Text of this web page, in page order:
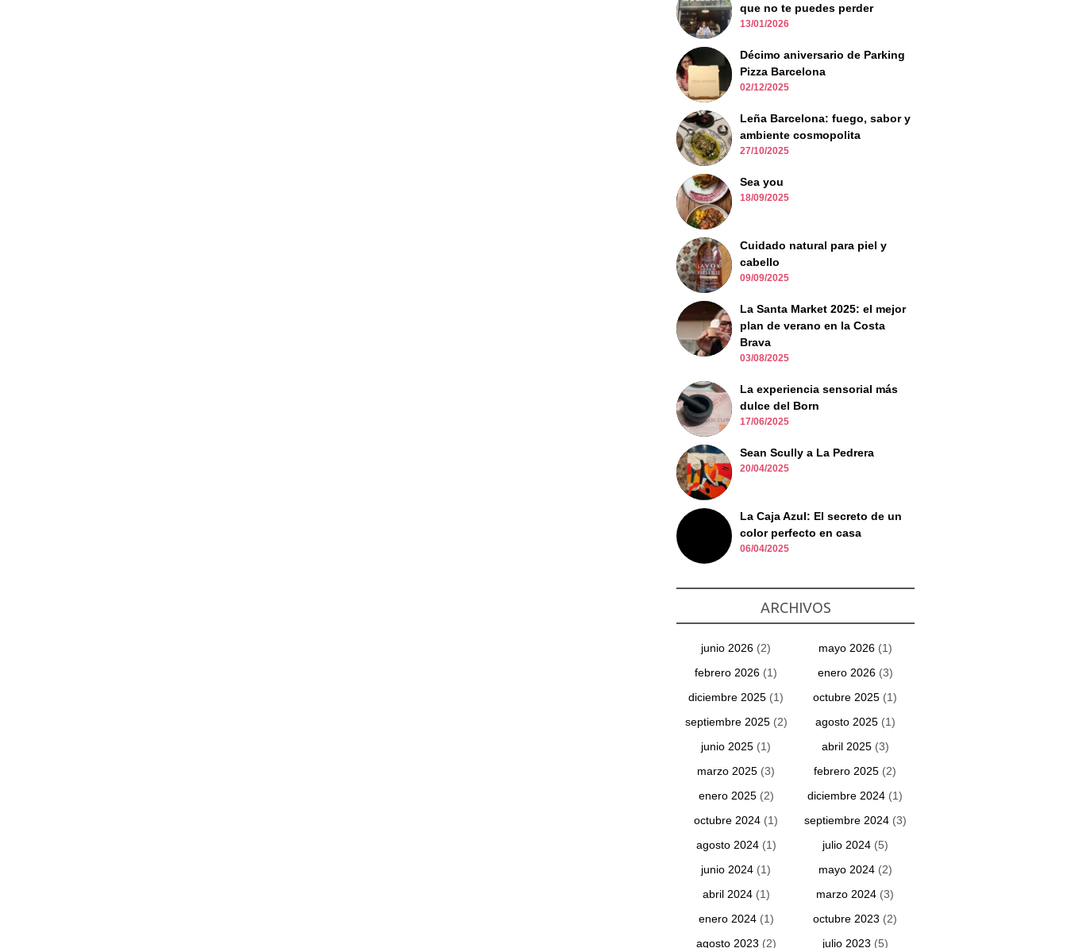
que no te puedes perder
13/01/2026
Décimo aniversario de Parking
Pizza Barcelona
02/12/2025
Leña Barcelona: fuego, sabor y
ambiente cosmopolita
27/10/2025
Sea you
18/09/2025
Cuidado natural para piel y
cabello
09/09/2025
La Santa Market 2025: el mejor
plan de verano en la Costa
Brava
03/08/2025
La experiencia sensorial más
dulce del Born
17/06/2025
Sean Scully a La Pedrera
20/04/2025
La Caja Azul: El secreto de un
color perfecto en casa
06/04/2025
ARCHIVOS
junio 2026 (2) mayo 2026(1)
febrero 2026 (1) enero 2026(3)
diciembre 2025 (1) octubre 2025 (1)
septiembre 2025(2) agosto 2025(1)
junio 2025 (1) abril 2025(3)
marzo 2025 (3) febrero 2025 (2)
enero 2025(2) diciembre 2024 (1)
octubre 2024 (1) septiembre 2024(3)
agosto 2024(1) julio 2024(5)
junio 2024 (1) mayo 2024(2)
abril 2024(1) marzo 2024 (3)
enero 2024(1) octubre 2023 (2)
agosto 2023 (2) julio 2023 (5)